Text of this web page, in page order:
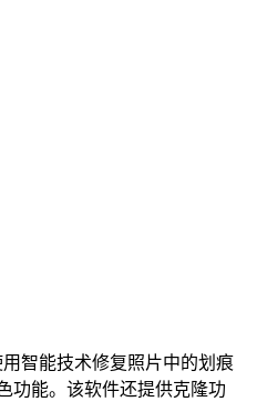
智能技术修复照片中的划痕
功能。该软件还提供克隆功